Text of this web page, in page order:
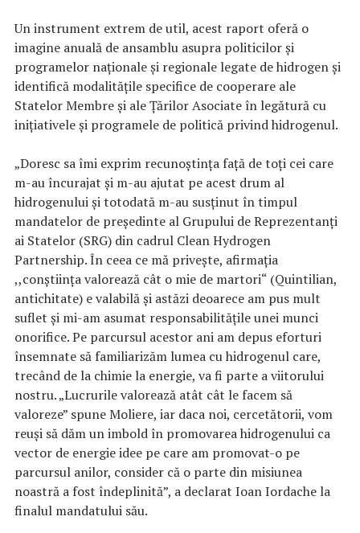
Un instrument extrem de util, acest raport oferă o
imagine anuală de ansamblu asupra politicilor și
programelor naționale și regionale legate de hidrogen și
identifică modalitățile specifice de cooperare ale
Statelor Membre și ale Țărilor Asociate în legătură cu
inițiativele și programele de politică privind hidrogenul.
„Doresc sa îmi exprim recunoștința față de toți cei care
m-au încurajat și m-au ajutat pe acest drum al
hidrogenului și totodată m-au susținut în timpul
mandatelor de președinte al Grupului de Reprezentanți
ai Statelor (SRG) din cadrul Clean Hydrogen
Partnership. În ceea ce mă privește, afirmația
,,conștiința valorează cât o mie de martori“ (Quintilian,
antichitate) e valabilă și astăzi deoarece am pus mult
suflet și mi-am asumat responsabilitățile unei munci
onorifice. Pe parcursul acestor ani am depus eforturi
însemnate să familiarizăm lumea cu hidrogenul care,
trecând de la chimie la energie, va fi parte a viitorului
nostru. „Lucrurile valorează atât cât le facem să
valoreze” spune Moliere, iar daca noi, cercetătorii, vom
reuși să dăm un imbold în promovarea hidrogenului ca
vector de energie idee pe care am promovat-o pe
parcursul anilor, consider că o parte din misiunea
noastră a fost îndeplinită”, a declarat Ioan Iordache la
finalul mandatului său.